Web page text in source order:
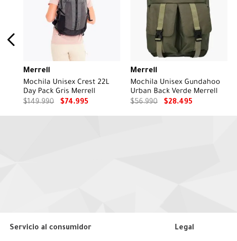
Merrell
Mochila Unisex Crest 22L
Day Pack Gris Merrell
$149.990 $74.995
Merrell
Mochila Unisex Gundahoo
Urban Back Verde Merrell
$56.990 $28.495
Servicio al consumidor Legal